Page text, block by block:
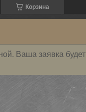
Корзина
Ваша заявка будет